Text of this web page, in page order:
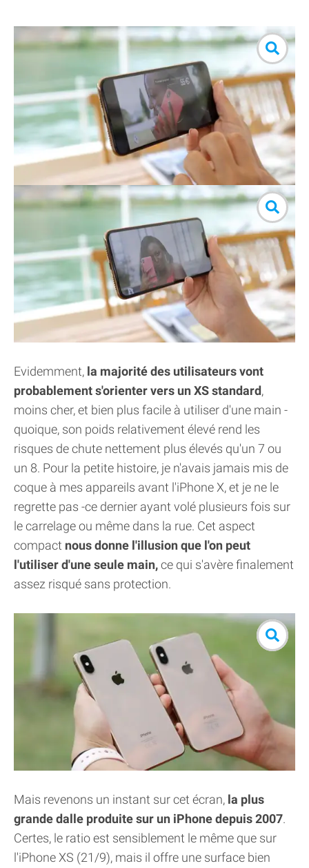
Evidemment, la majorité des utilisateurs vont
probablement s'orienter vers un XS standard,
moins cher, et bien plus facile à utiliser d'une main -
quoique, son poids relativement élevé rend les
risques de chute nettement plus élevés qu'un 7 ou
un 8. Pour la petite histoire, je n'avais jamais mis de
coque à mes appareils avant l'iPhone X, et je ne le
regrette pas -ce dernier ayant volé plusieurs fois sur
le carrelage ou même dans la rue. Cet aspect
compact nous donne l'illusion que l'on peut
l'utiliser d'une seule main,ce qui s'avère finalement
assez risqué sans protection.
Mais revenons un instant sur cet écran, la plus
grande dalle produite sur un iPhone depuis 2007.
Certes, le ratio est sensiblement le même que sur
l'iPhone XS (21/9), mais il offre une surface bien